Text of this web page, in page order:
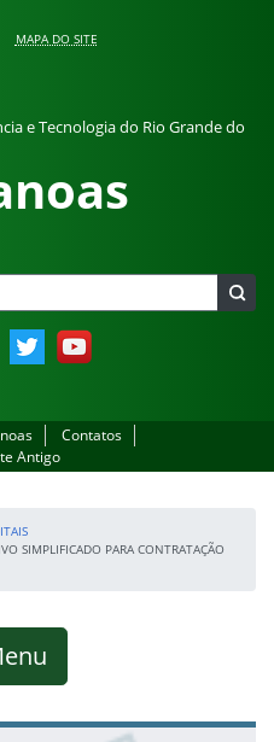
MAPA DO SITE
e Tecnologia do Rio Grande do
Twitter YouTube
Contatos
Antigo
SIMPLIFICADO PARA CONTRATAÇÃO